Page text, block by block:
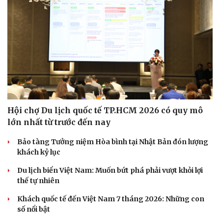
Sức khỏe
Dinh dưỡng - món ngon
Cây thuốc
Sản phụ khoa
Nam khoa
Làm đẹp - giảm cân
Ăn sạch sống khỏe
Đời sống
Blog
Tình yêu - Gia đình
Hội chợ Du lịch quốc tế TP.HCM 2026 có quy mô
lớn nhất từ trước đến nay
Bảo tàng Tưởng niệm Hòa bình tại Nhật Bản đón lượng
khách kỷ lục
Du lịch biển Việt Nam: Muốn bứt phá phải vượt khỏi lợi
thế tự nhiên
Khách quốc tế đến Việt Nam 7 tháng 2026: Những con
số nổi bật